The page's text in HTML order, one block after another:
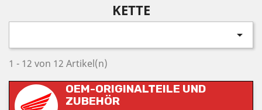
KETTE

1 - 12 von 12 Artikel(n)
OEM-ORIGINALTEILE UND
ZUBEHÖR